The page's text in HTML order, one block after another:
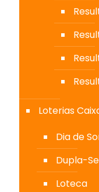
Loterias
Dia de
Dupla-
Loteca